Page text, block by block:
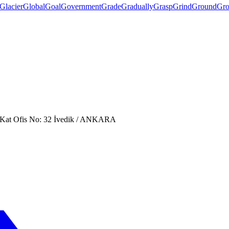
GlacierGlobalGoalGovernmentGradeGraduallyGraspGrindGround
Kat Ofis No: 32 İvedik / ANKARA